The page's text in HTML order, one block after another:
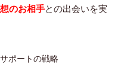
のお相手との出会いを実
ポートの戦略